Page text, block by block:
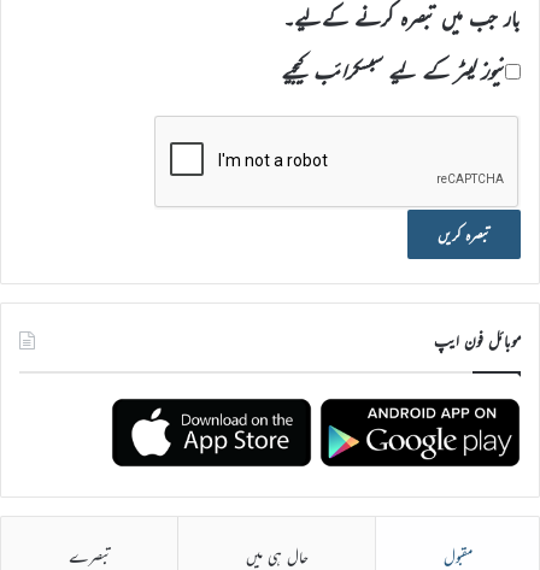
بار جب میں تبصرہ کرنے کےلیے۔
نیوز لیٹر کے لیے سبسکرائب کیجیے
موبائل فون ایپ
مقبول حال ہی میں تبصرے